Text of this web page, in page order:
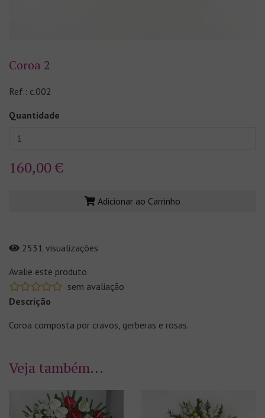
Coroa 2
Ref.: c.002
Quantidade
160,00 €
Adicionar ao Carrinho
2531 visualizações
Avalie este produto
sem avaliação
Descrição
Coroa composta por cravos, gerberas e rosas.
Veja também...